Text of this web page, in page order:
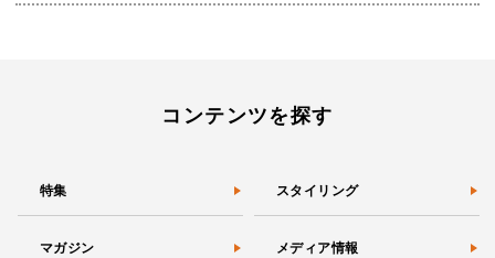
コンテンツを探す
特集 スタイリング
マガジン メディア情報